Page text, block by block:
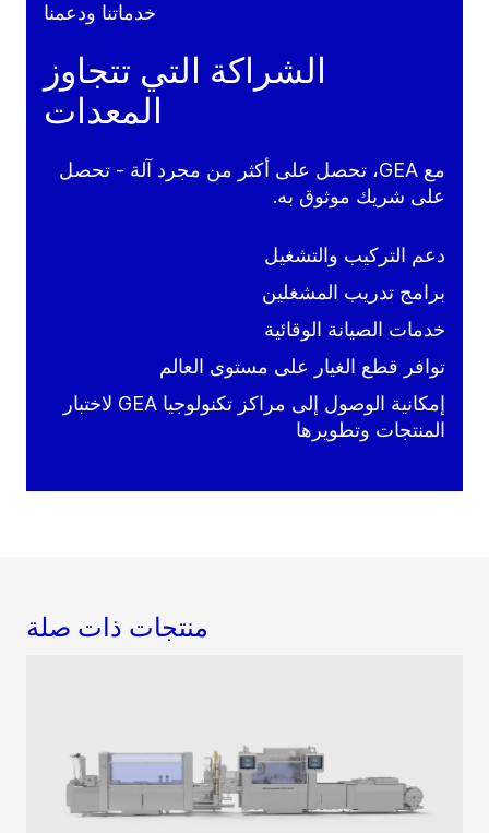
خدماتنا ودعمنا
الشراكة التي تتجاوز
المعدات
مع GEA، تحصل على أكثر من مجرد آلة - تحصل
على شريك موثوق به.
دعم التركيب والتشغيل
برامج تدريب المشغلين
خدمات الصيانة الوقائية
توافر قطع الغيار على مستوى العالم
إمكانية الوصول إلى مراكز تكنولوجيا GEA لاختبار
المنتجات وتطويرها
منتجات ذات صلة